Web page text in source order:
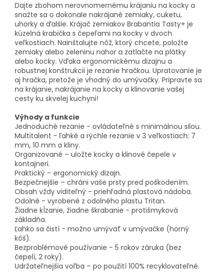
Dajte zbohom nerovnomernému krájaniu na kocky a
snažte sa o dokonale nakrájané zemiaky, cuketu,
uhorky a ďalšie. Krájač zemiakov Brabantia Tasty+ je
kúzelná krabička s čepeľami na kocky v dvoch
veľkostiach. Nainštalujte nôž, ktorý chcete, položte
zemiaky alebo zeleninu nahor a zatlačte na plátky
alebo kocky. Vďaka ergonomickému dizajnu a
robustnej konštrukcii je rezanie hračkou. Upratovanie je
aj hračka, pretože je vhodný do umývačky. Pripravte sa
na krájanie, nakrájanie na kocky a klinovanie vašej
cesty ku skvelej kuchyni!
Výhody a funkcie
Jednoduché rezanie - ovládateľné s minimálnou silou.
Multitalent - ľahké a rýchle rezanie v 3 veľkostiach: 7
mm, 10 mm a kliny.
Organizované – uložte kocky a klinové čepele v
kontajneri.
Praktický – ergonomický dizajn.
Bezpečnejšie – chráni vaše prsty pred poškodením.
Obsah vždy viditeľný - priehľadná plastová nádoba.
Odolné - vyrobené z odolného plastu Tritan.
Žiadne kĺzanie, žiadne škrabanie - protišmyková
základňa.
Ľahko sa čistí - možno umývať v umývačke (horný
kôš).
Bezproblémové používanie - 5 rokov záruka (bez
čepelí, 2 roky).
Udržateľnejšia voľba – po použití 100% recyklovateľné.